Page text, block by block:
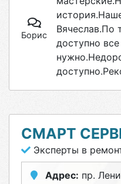
Борис
Вячеслав.По
доступно
СМАРТ
Эксперты в
Адрес: пр.